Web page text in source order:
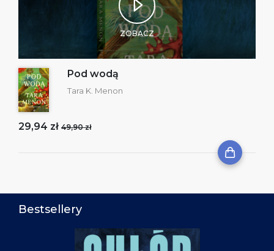
ZOBACZ
Pod wodą
Tara K. Menon
29,94 zł 49,90 zł
Bestsellery